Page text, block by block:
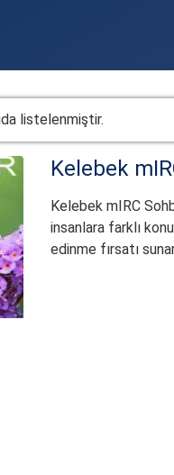
listelenmiştir.
Kelebek
Kelebek mIRC
insanlara farklı
edinme fırsatı